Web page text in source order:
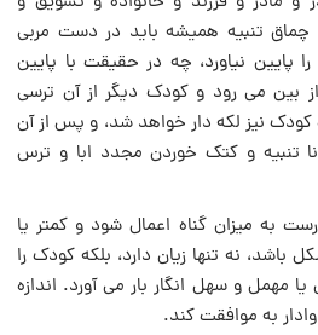
چماق تنبیه همیشه باید در دست مربى
پایین نیاورد، چه در حقیقت‏ با پایین
بین می رود و کودک دیگر از آن ترسى
نیز لکه دار خواهد شد، و پس از آن
تنبیه و کتک خوردن‏ مجدد ابا و ترس
‏به میزان گناه اعمال‏ شود و کمتر یا
باشد، نه تنها زیان دارد، بلکه ‏کودک را
یا مهمل و سهل انگار بار مى آورد. اندازه‏
به موافقت کند.